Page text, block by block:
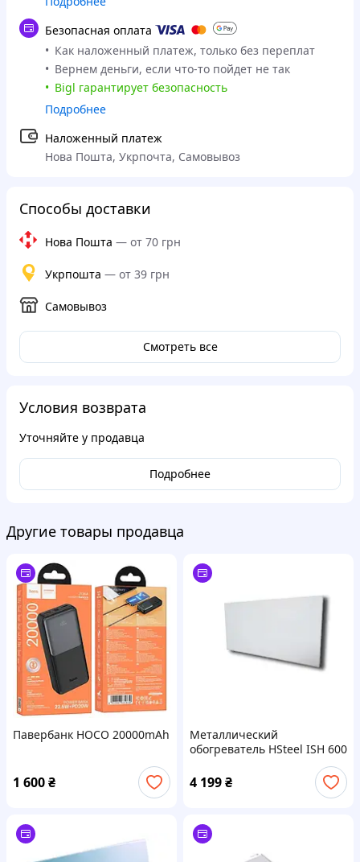
Безопасная оплата
Как наложенный платеж, только без переплат
Вернем деньги, если что-то пойдет не так
Bigl гарантирует безопасность
Подробнее
Наложенный платеж
Нова Пошта, Укрпочта, Самовывоз
Способы доставки
Нова Пошта — от 70 грн
Укрпошта — от 39 грн
Самовывоз
Смотреть все
Условия возврата
Уточняйте у продавца
Подробнее
Другие товары продавца
Павербанк HOCO 20000mAh
1 600₴
Металлический
обогреватель HSteel ISH 600
4 199₴